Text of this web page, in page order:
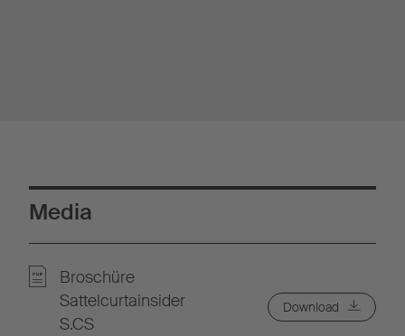
Media
Broschüre
Sattelcurtainsider
S.CS
Download